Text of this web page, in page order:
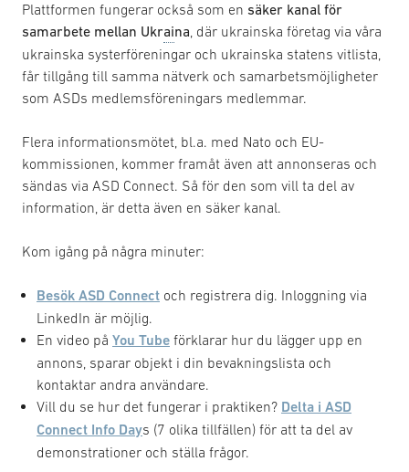
Plattformen fungerar också som en säker kanal för
samarbete mellan Ukraina , där ukrainska företag via våra
ukrainska systerföreningar och ukrainska statens vitlista,
får tillgång till samma nätverk och samarbetsmöjligheter
som ASDs medlemsföreningars medlemmar.
Flera informationsmötet, bl.a. med Nato och EU-
kommissionen, kommer framåt även att annonseras och
sändas via ASD Connect. Så för den som vill ta del av
information, är detta även en säker kanal.
Kom igång på några minuter:
Besök ASD Connect och registrera dig. Inloggning via
LinkedIn är möjlig.
En video på You Tube förklarar hur du lägger upp en
annons, sparar objekt i din bevakningslista och
kontaktar andra användare.
Vill du se hur det fungerar i praktiken? Delta i ASD
Connect Info Days (7 olika tillfällen) för att ta del av
demonstrationer och ställa frågor.